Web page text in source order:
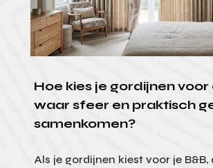
Hoe kies je gordijnen voor
waar sfeer en praktisch
samenkomen?
Als je gordijnen kiest voor je